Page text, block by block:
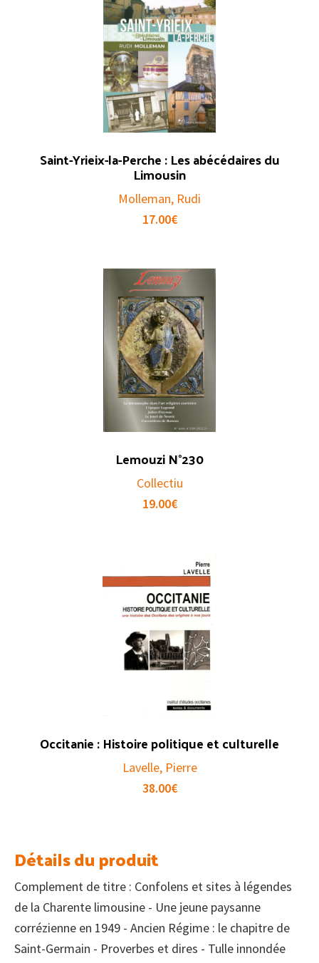
Saint-Yrieix-la-Perche : Les abécédaires du
Limousin
Molleman, Rudi
17.00€
Lemouzi N°230
Collectiu
19.00€
Occitanie : Histoire politique et culturelle
Lavelle, Pierre
38.00€
Détails du produit
Complement de titre : Confolens et sites à légendes
de la Charente limousine - Une jeune paysanne
corrézienne en 1949 - Ancien Régime : le chapitre de
Saint-Germain - Proverbes et dires - Tulle innondée